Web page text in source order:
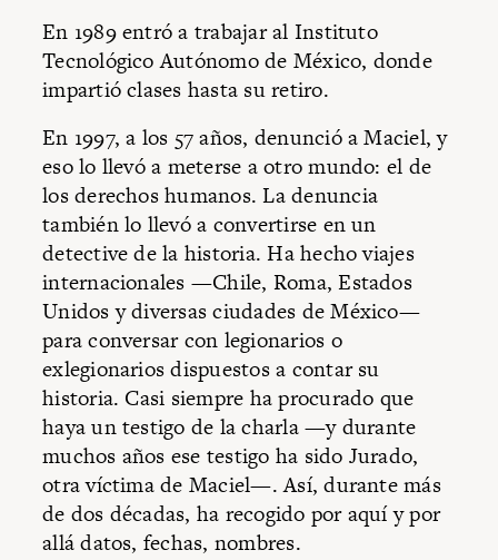
En 1989 entró a trabajar al Instituto
Tecnológico Autónomo de México, donde
impartió clases hasta su retiro.
En 1997, a los 57 años, denunció a Maciel, y
eso lo llevó a meterse a otro mundo: el de
los derechos humanos. La denuncia
también lo llevó a convertirse en un
detective de la historia. Ha hecho viajes
internacionales —Chile, Roma, Estados
Unidos y diversas ciudades de México—
para conversar con legionarios o
exlegionarios dispuestos a contar su
historia. Casi siempre ha procurado que
haya un testigo de la charla —y durante
muchos años ese testigo ha sido Jurado,
otra víctima de Maciel—. Así, durante más
de dos décadas, ha recogido por aquí y por
allá datos, fechas, nombres.